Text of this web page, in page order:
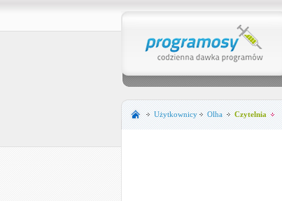
Użytkownicy Olha Czytelnia